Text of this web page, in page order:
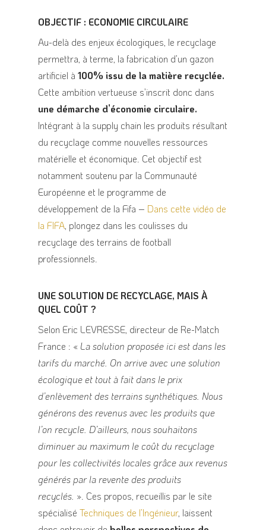
OBJECTIF : ECONOMIE CIRCULAIRE
Au-delà des enjeux écologiques, le recyclage
permettra, à terme, la fabrication d’un gazon
artificiel à 100% issu de la matière recyclée.
Cette ambition vertueuse s’inscrit donc dans
une démarche d’économie circulaire.
Intégrant à la supply chain les produits résultant
du recyclage comme nouvelles ressources
matérielle et économique. Cet objectif est
notamment soutenu par la Communauté
Européenne et le programme de
développement de la Fifa – Dans cette vidéo de
la FIFA , plongez dans les coulisses du
recyclage des terrains de football
professionnels.
UNE SOLUTION DE RECYCLAGE, MAIS À
QUEL COÛT ?
Selon Eric LEVRESSE, directeur de Re-Match
France : « La solution proposée ici est dans les
tarifs du marché. On arrive avec une solution
écologique et tout à fait dans le prix
d’enlèvement des terrains synthétiques. Nous
générons des revenus avec les produits que
l’on recycle. D’ailleurs, nous souhaitons
diminuer au maximum le coût du recyclage
pour les collectivités locales grâce aux revenus
générés par la revente des produits
recyclés. ». Ces propos, recueillis par le site
spécialisé Techniques de l’Ingénieur, laissent